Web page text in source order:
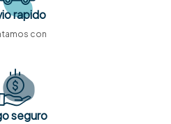
rapido
con
seguro